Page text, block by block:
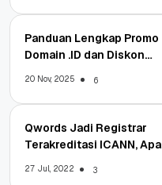
Panduan Lengkap Promo
Domain .ID dan Diskon
20 Nov, 2025 6
Qwords Jadi Registrar
Terakreditasi ICANN, Apa
27 Jul, 2022 3